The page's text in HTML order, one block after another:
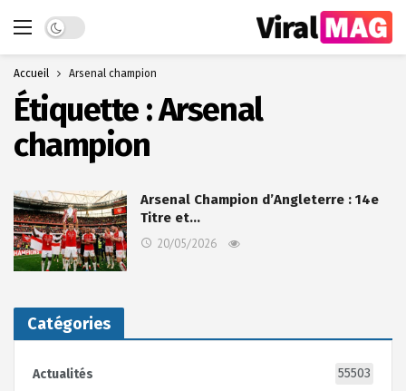
Dark mode
Accueil Arsenal champion
Étiquette :Arsenal
champion
Arsenal Champion d’Angleterre : 14e
Titre et…
20/05/2026
Catégories
Actualités 55503